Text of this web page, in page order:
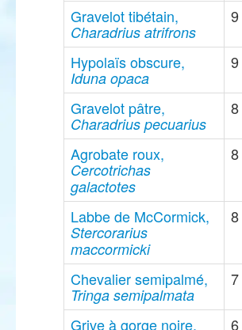
Gravelot tibétain,
Charadrius atrifrons
9
Hypolaïs obscure,
Iduna opaca
9
Gravelot pâtre,
Charadrius pecuarius
8
Agrobate roux,
Cercotrichas
galactotes
8
Labbe de McCormick,
Stercorarius
maccormicki
8
Chevalier semipalmé,
Tringa semipalmata
7
Grive à gorge noire, 6